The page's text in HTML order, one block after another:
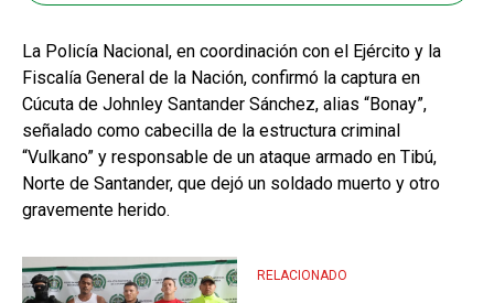
La Policía Nacional, en coordinación con el Ejército y la
Fiscalía General de la Nación, confirmó la captura en
Cúcuta de Johnley Santander Sánchez, alias “Bonay”,
señalado como cabecilla de la estructura criminal
“Vulkano” y responsable de un ataque armado en Tibú,
Norte de Santander, que dejó un soldado muerto y otro
gravemente herido.
RELACIONADO